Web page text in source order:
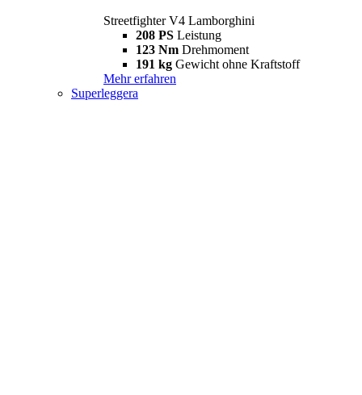
Streetfighter V4 Lamborghini
208 PS Leistung
123 Nm Drehmoment
191 kg Gewicht ohne Kraftstoff
Mehr erfahren
Superleggera